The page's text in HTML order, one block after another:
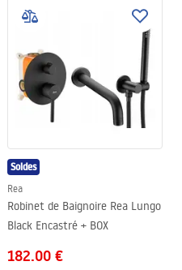
Soldes
Rea
Robinet de Baignoire Rea Lungo
Black Encastré + BOX
182.00 €